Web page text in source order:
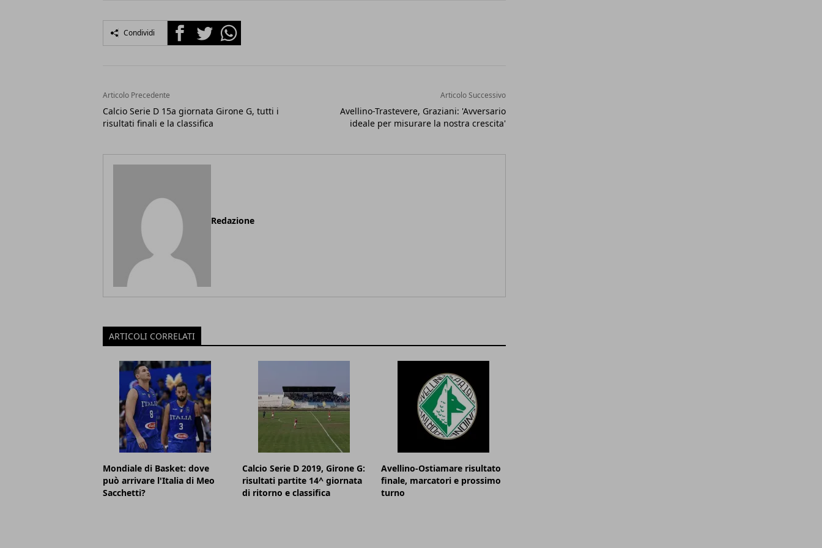
Condividi FacebookTwitterWhatsapp
Articolo Precedente
Calcio Serie D 15a giornata Girone G, tutti i
risultati finali e la classifica
Articolo Successivo
Avellino-Trastevere, Graziani: 'Avversario
ideale per misurare la nostra crescita'
Redazione
ARTICOLI CORRELATI
Mondiale di Basket: dove
può arrivare l'Italia di Meo
Sacchetti?
Calcio Serie D 2019, Girone G:
risultati partite 14^ giornata
di ritorno e classifica
Avellino-Ostiamare risultato
finale, marcatori e prossimo
turno